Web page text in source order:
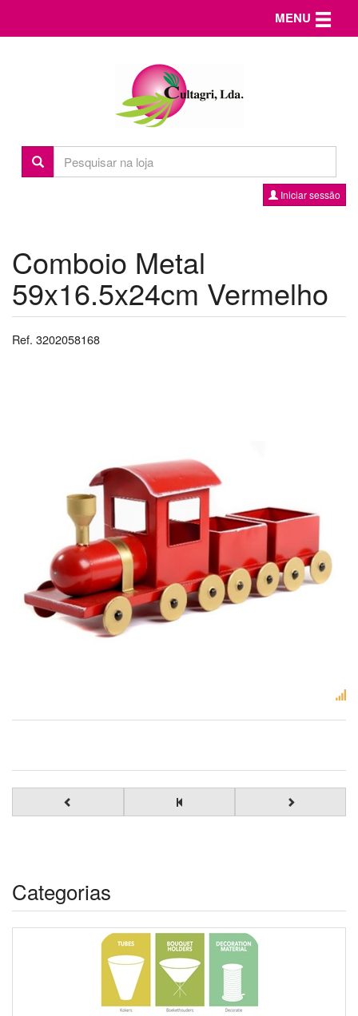
Iniciar sessão
MENU Toggle
Comboio Metal
59x16.5x24cm Vermelho
Ref. 3202058168
Categorias